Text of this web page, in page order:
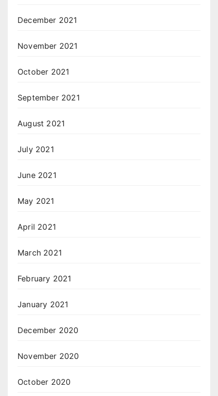
December 2021
November 2021
October 2021
September 2021
August 2021
July 2021
June 2021
May 2021
April 2021
March 2021
February 2021
January 2021
December 2020
November 2020
October 2020